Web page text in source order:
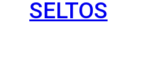
SELTOS